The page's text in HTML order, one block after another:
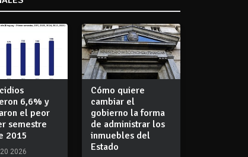
6,6% y
el peor
semestre
2015
2026
Cómo quiere
cambiar el
gobierno la forma
de administrar los
inmuebles del
Estado